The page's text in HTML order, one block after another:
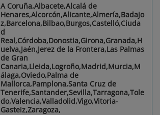
A Coruña,Albacete,Alcalá de
Henares,Alcorcón,Alicante,Almería,Badajo
z,Barcelona,Bilbao,Burgos,Castelló,Ciuda
d
Real,Córdoba,Donostia,Girona,Granada,H
uelva,Jaén,Jerez de la Frontera,Las Palmas
de Gran
Canaria,Lleida,Logroño,Madrid,Murcia,M
álaga,Oviedo,Palma de
Mallorca,Pamplona,Santa Cruz de
Tenerife,Santander,Sevilla,Tarragona,Tole
do,Valencia,Valladolid,Vigo,Vitoria-
Gasteiz,Zaragoza,